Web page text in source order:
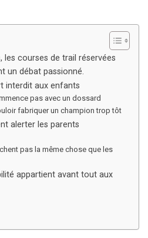
les courses de trail réservées
un débat passionné.
interdit aux enfants
pas avec un dossard
fabriquer un champion trop tôt
alerter les parents
pas la même chose que les
appartient avant tout aux